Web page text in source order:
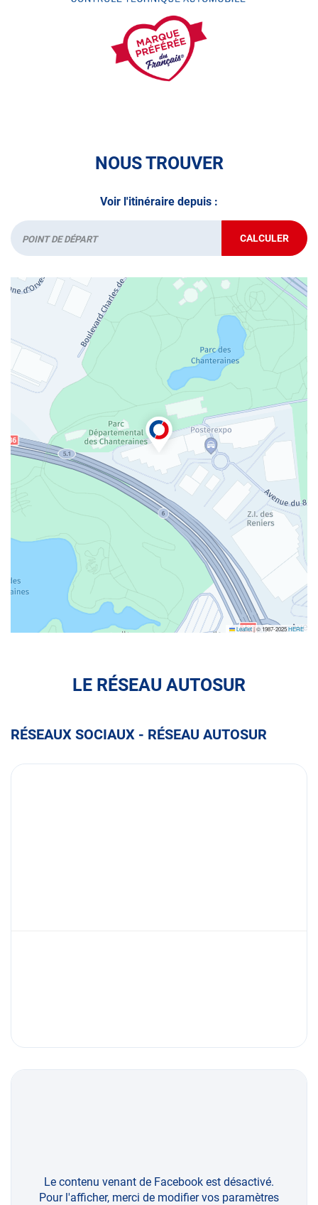
N’attendez plus pour votre sécurité et faire vérifier votre
véhicule : Prenez RDV dans votrecentre de contrôle
NOUS TROUVER
Voir l'itinéraire depuis :
Départ CALCULER
JUSQU'AU
POINT
VENTE
AUTOSUR
Leaflet|© 1987-2025HERE
LE RÉSEAU AUTOSUR
RÉSEAUX SOCIAUX - RÉSEAU AUTOSUR
Le contenu venant de Facebook est désactivé.
Pour l'afficher, merci de modifier vos paramètres